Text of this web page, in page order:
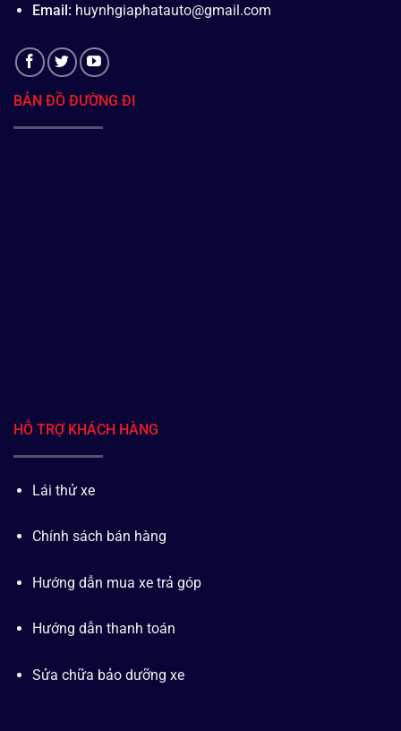
Email: huynhgiaphatauto@gmail.com
BẢN ĐỒ ĐƯỜNG ĐI
HỖ TRỢ KHÁCH HÀNG
Lái thử xe
Chính sách bán hàng
Hướng dẫn mua xe trả góp
Hướng dẫn thanh toán
Sửa chữa bảo dưỡng xe